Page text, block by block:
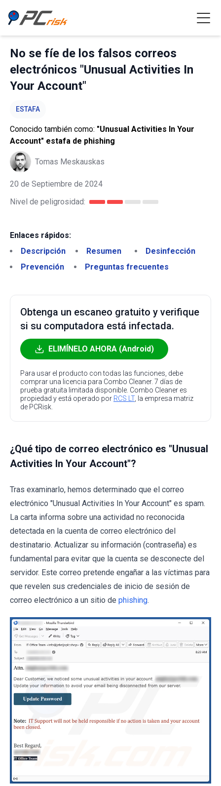
No se fíe de los falsos correos
electrónicos "Unusual Activities In
Your Account"
ESTAFA
Conocido también como: "Unusual Activities In Your
Account" estafa de phishing
Tomas Meskauskas
20 de Septiembre de 2024
Nivel de peligrosidad:
Enlaces rápidos:
Descripción
Resumen
Desinfección
Prevención
Preguntas frecuentes
Obtenga un escaneo gratuito y verifique
si su computadora está infectada.
ELIMÍNELO AHORA (Android)
Para usar el producto con todas las funciones, debe
comprar una licencia para Combo Cleaner. 7 días de
prueba gratuita limitada disponible. Combo Cleaner es
propiedad y está operado por RCS LT, la empresa matriz
de PCRisk.
¿Qué tipo de correo electrónico es "Unusual
Activities In Your Account"?
Tras examinarlo, hemos determinado que el correo
electrónico "Unusual Activities In Your Account" es spam.
La carta informa sobre una actividad no reconocida
detectada en la cuenta de correo electrónico del
destinatario. Actualizar su información (contraseña) es
fundamental para evitar que la cuenta se desconecte del
servidor. Este correo pretende engañar a las víctimas para
que revelen sus credenciales de inicio de sesión de
correo electrónico a un sitio de phishing.